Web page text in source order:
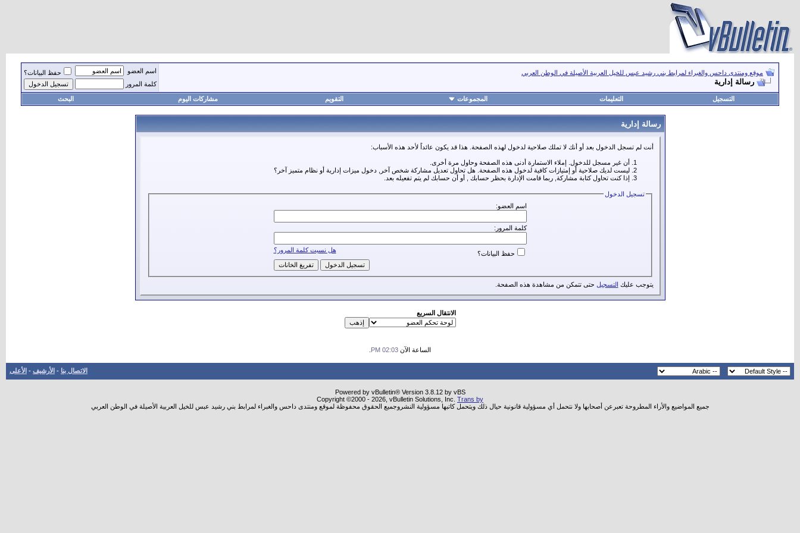
موقع ومنتدى داحس والغبراء لمرابط بني رشيد عبس للخيل العربية الأصيلة في الوطن العربي
رسالة إدارية
اسم العضو
حفظ البيانات؟
كلمة المرور
التسجيل التعليمات المجموعات التقويم مشاركات اليوم البحث
رسالة إدارية
أنت لم تسجل الدخول بعد أو أنك لا تملك صلاحية لدخول لهذه الصفحة. هذا قد يكون عائداً لأحد هذه الأسباب:
أن غير مسجل للدخول. إملاء الاستمارة أدنى هذه الصفحة وحاول مرة أخرى.
ليست لديك صلاحية أو إمتيازات كافية لدخول هذه الصفحة. هل تحاول تعديل مشاركة شخص آخر, دخول ميزات إدارية أو نظام متميز آخر؟
إذا كنت تحاول كتابة مشاركة, ربما قامت الإدارة بحظر حسابك , أو أن حسابك لم يتم تفعيله بعد.
تسجيل الدخول
اسم العضو:
كلمة المرور:
هل نسيت كلمة المرور؟ حفظ البيانات؟
يتوجب عليك التسجيل حتى تتمكن من مشاهدة هذه الصفحة.
الانتقال السريع
الساعة الآن 02:03 PM
الاتصال بنا - الأرشيف - الأعلى
Powered by vBulletin® Version 3.8.12 by vBS
Copyright ©2000 - 2026, vBulletin Solutions, Inc. Trans by
جميع المواضيع والأراء المطروحة تعبرعن أصحابها ولا نتحمل أي مسؤولية قانونية حيال ذلك ويتحمل كاتبها مسؤولية النشروجميع الحقوق محفوظة لموقع ومنتدى داحس والغبراء لمرابط بني رشيد عبس للخيل العربية الأصيلة في الوطن العربي